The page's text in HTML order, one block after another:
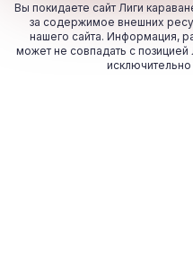
Вы покидаете сайт Лиги
за содержимое внешних
нашего сайта. Информация,
может не совпадать с